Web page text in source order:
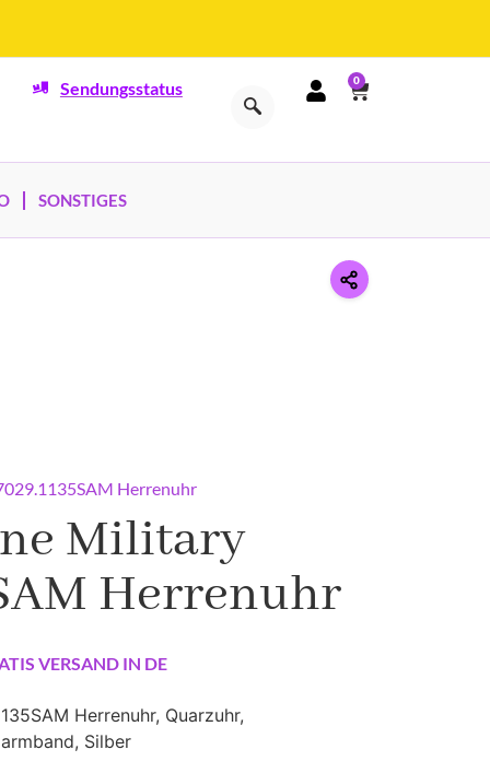
Sendungsstatus 0
SONSTIGES
Herrenuhr
Military
Herrenuhr
VERSAND IN DE
Herrenuhr, Quarzuhr,
Silber